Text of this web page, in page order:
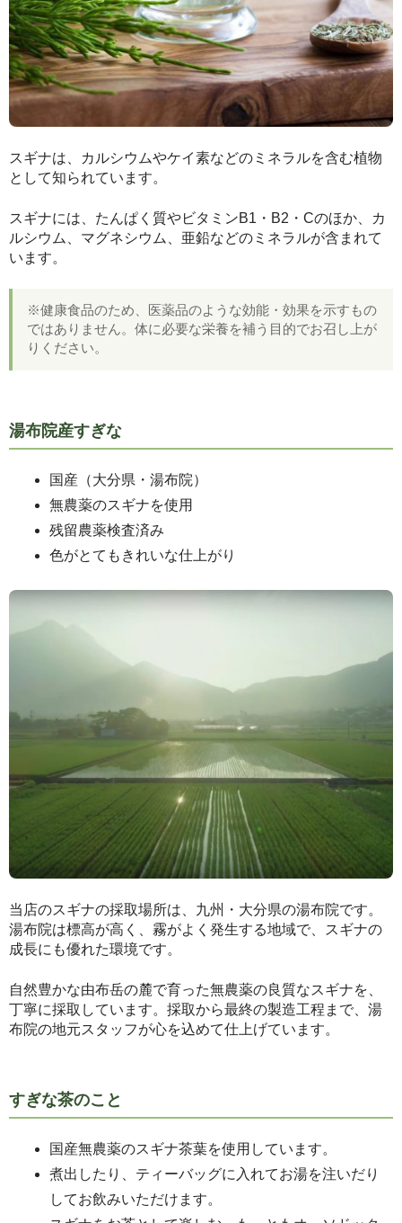
スギナは、カルシウムやケイ素などのミネラルを含む植物
として知られています。
スギナには、たんぱく質やビタミンB1・B2・Cのほか、カ
ルシウム、マグネシウム、亜鉛などのミネラルが含まれて
います。
※健康食品のため、医薬品のような効能・効果を示すもの
ではありません。体に必要な栄養を補う目的でお召し上が
りください。
湯布院産すぎな
国産（大分県・湯布院）
無農薬のスギナを使用
残留農薬検査済み
色がとてもきれいな仕上がり
当店のスギナの採取場所は、九州・大分県の湯布院です。
湯布院は標高が高く、霧がよく発生する地域で、スギナの
成長にも優れた環境です。
自然豊かな由布岳の麓で育った無農薬の良質なスギナを、
丁寧に採取しています。採取から最終の製造工程まで、湯
布院の地元スタッフが心を込めて仕上げています。
すぎな茶のこと
国産無農薬のスギナ茶葉を使用しています。
煮出したり、ティーバッグに入れてお湯を注いだり
してお飲みいただけます。